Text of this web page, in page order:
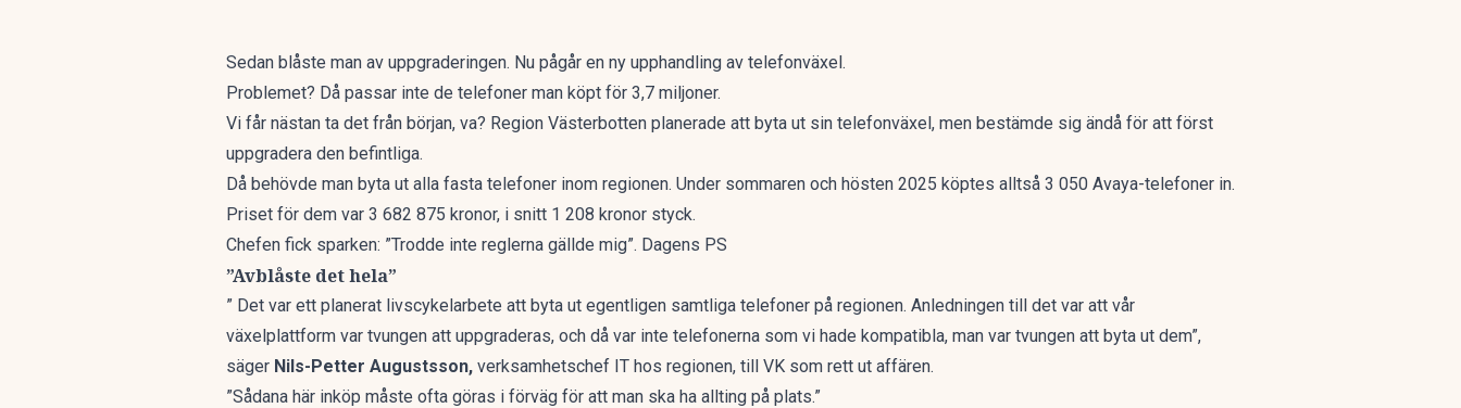
Sedan blåste man av uppgraderingen. Nu pågår en ny upphandling av telefonväxel.
Problemet? Då passar inte de telefoner man köpt för 3,7 miljoner.
Vi får nästan ta det från början, va? Region Västerbotten planerade att byta ut sin telefonväxel, men bestämde sig ändå för att först
uppgradera den befintliga.
Då behövde man byta ut alla fasta telefoner inom regionen. Under sommaren och hösten 2025 köptes alltså 3 050 Avaya-telefoner in.
Priset för dem var 3 682 875 kronor, i snitt 1 208 kronor styck.
Chefen fick sparken: ”Trodde inte reglerna gällde mig”. Dagens PS
”Avblåste det hela”
” Det var ett planerat livscykelarbete att byta ut egentligen samtliga telefoner på regionen. Anledningen till det var att vår
växelplattform var tvungen att uppgraderas, och då var inte telefonerna som vi hade kompatibla, man var tvungen att byta ut dem”,
säger Nils-Petter Augustsson, verksamhetschef IT hos regionen, till VK som rett ut affären.
”Sådana här inköp måste ofta göras i förväg för att man ska ha allting på plats.”